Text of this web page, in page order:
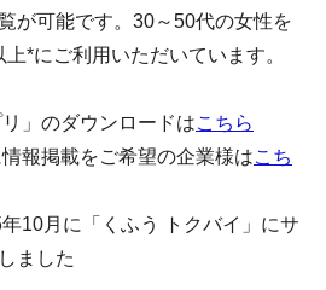
が可能です。30～50代の女性を
*にご利用いただいています。
」のダウンロードはこちら
情報掲載をご希望の企業様はこち
10月に「くふう トクバイ」にサ
ました